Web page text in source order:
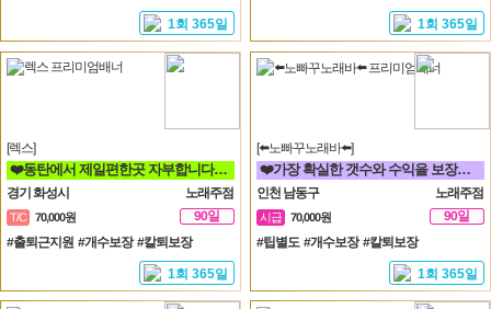
1회 365일 1회 365일
[렉스]
❤️동탄에서 제일편한곳 자부합니다. 수원 용인 병점 동탄 오산❤️
경기 화성시 노래주점
T/C 70,000원
90일
#출퇴근지원 #개수보장 #칼퇴보장
1회 365일
[⬅️노빠꾸노래바⬅️]
❤️가장 확실한 갯수와 수익을 보장합니다. 60분 7만원 지급!❤️
인천 남동구 노래주점
시급 70,000원
90일
#팁별도 #개수보장 #칼퇴보장
1회 365일